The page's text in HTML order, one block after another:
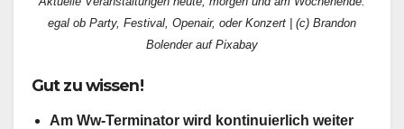
egal ob Party, Festival, Openair, oder Konzert | (c) Brandon
Bolender auf Pixabay
Gut zu wissen!
Am Ww-Terminator wird kontinuierlich weiter